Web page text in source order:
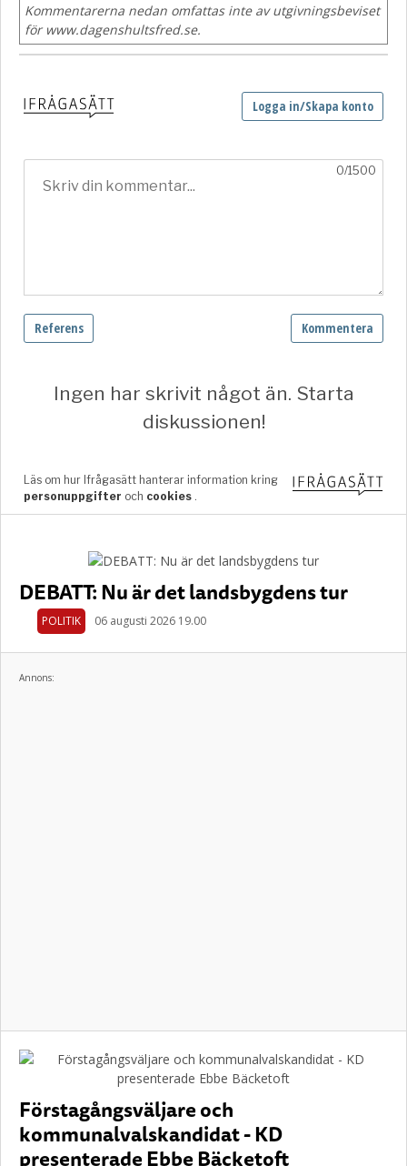
Kommentarerna nedan omfattas inte av utgivningsbeviset
för www.dagenshultsfred.se.
DEBATT: Nu är det landsbygdens tur
POLITIK 06 augusti 2026 19.00
Annons:
Förstagångsväljare och
kommunalvalskandidat - KD
presenterade Ebbe Bäcketoft